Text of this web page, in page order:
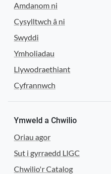
Amdanom ni
Cysylltwch â ni
Swyddi
Ymholiadau
Llywodraethiant
Cyfrannwch
Ymweld a Chwilio
Oriau agor
Sut i gyrraedd LlGC
Chwilio'r Catalog